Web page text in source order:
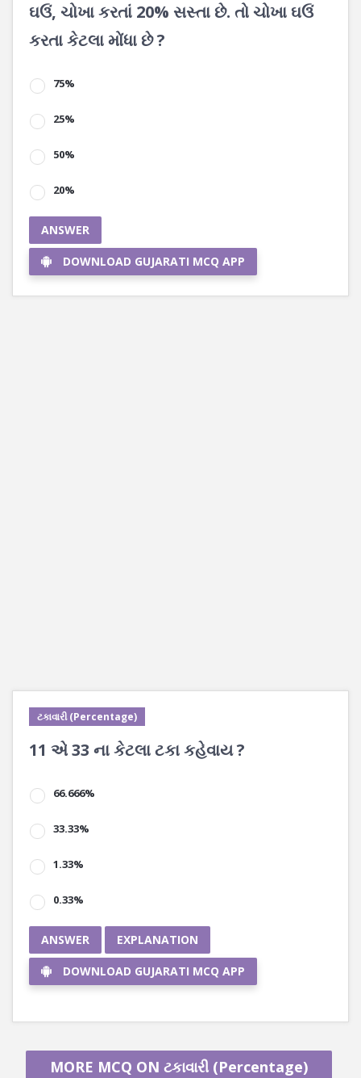
ઘઉં, ચોખા કરતાં 20% સસ્તા છે. તો ચોખા ઘઉં
કરતા કેટલા મોંધા છે ?
75%
25%
50%
20%
ANSWER
DOWNLOAD GUJARATI MCQ APP
ટકાવારી (Percentage)
11 એ 33 ના કેટલા ટકા કહેવાય ?
66.666%
33.33%
1.33%
0.33%
ANSWER EXPLANATION
DOWNLOAD GUJARATI MCQ APP
MORE MCQ ON ટકાવારી (Percentage)